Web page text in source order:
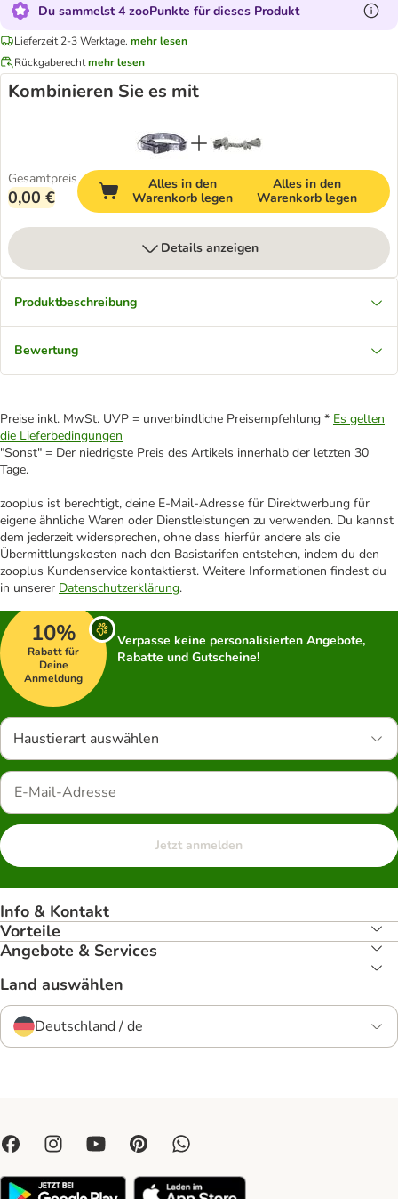
Du sammelst 4 zooPunkte für dieses Produkt
Lieferzeit 2-3 Werktage. mehr lesen
Rückgaberechtmehr lesen
Kombinieren Sie es mit
Gesamtpreis
0,00 €
Alles in den
Warenkorb legen
Alles in den
Warenkorb legen
Details anzeigen
Produktbeschreibung
Bewertung
Preise inkl. MwSt. UVP = unverbindliche Preisempfehlung * Es gelten
die Lieferbedingungen
"Sonst" = Der niedrigste Preis des Artikels innerhalb der letzten 30
Tage.
zooplus ist berechtigt, deine E-Mail-Adresse für Direktwerbung für
eigene ähnliche Waren oder Dienstleistungen zu verwenden. Du kannst
dem jederzeit widersprechen, ohne dass hierfür andere als die
Übermittlungskosten nach den Basistarifen entstehen, indem du den
zooplus Kundenservice kontaktierst. Weitere Informationen findest du
in unserer Datenschutzerklärung.
10%
Rabatt für
Deine
Anmeldung
Verpasse keine personalisierten Angebote,
Rabatte und Gutscheine!
Haustierart auswählen
Jetzt anmelden
Info & Kontakt
Vorteile
Angebote & Services
Land auswählen
Deutschland / de